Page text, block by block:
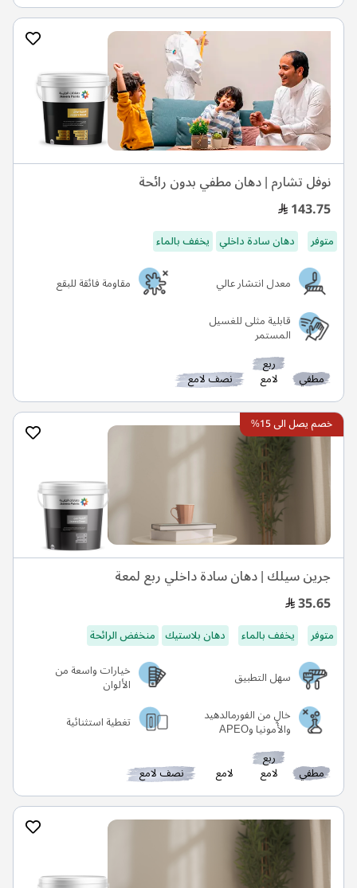
نوفل تشارم | دهان مطفي بدون رائحة
143.75
متوفر دهان سادة داخلي يخفف بالماء
معدل انتشار عالي
مقاومة فائقة للبقع
قابلية مثلى للغسيل
المستمر
مطفي
ربع
لامع نصف لامع
خصم يصل الى 15%
جرين سيلك | دهان سادة داخلي ربع لمعة
35.65
متوفر يخفف بالماء دهان بلاستيك منخفض الرائحة
سهل التطبيق
خيارات واسعة من
الألوان
خالٍ من الفورمالدهيد
والأمونيا وAPEO تغطية استثنائية
مطفي
ربع
لامع لامع نصف لامع